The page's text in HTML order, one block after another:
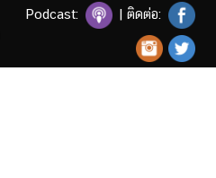
Podcast: | ติดต่อ: